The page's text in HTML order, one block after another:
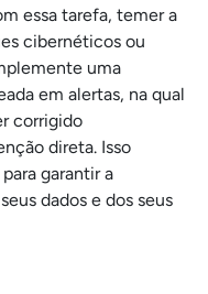
essa tarefa, temer a
cibernéticos ou
uma
em alertas, na qual
corrigido
direta. Isso
garantir a
dados e dos seus